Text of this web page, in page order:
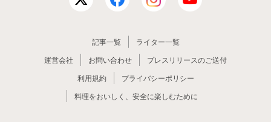
記事一覧
ライター一覧
運営会社
お問い合わせ
プレスリリースのご送付
利用規約
プライバシーポリシー
料理をおいしく、安全に楽しむために